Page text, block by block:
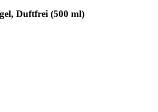
Duftfrei (500 ml)